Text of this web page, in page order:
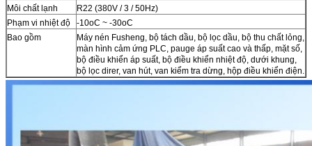
Môi chất lạnh
R22 (380V / 3 / 50Hz)
Phạm vi nhiệt độ
-10oC ~ -30oC
Bao gồm
Máy nén Fusheng, bộ tách dầu, bộ lọc dầu, bộ thu chất lỏng,
màn hình cảm ứng PLC, pauge áp suất cao và thấp, mặt số,
bộ điều khiển áp suất, bộ điều khiển nhiệt độ, dưới khung,
bộ lọc direr, van hút, van kiểm tra dừng, hộp điều khiển điện.